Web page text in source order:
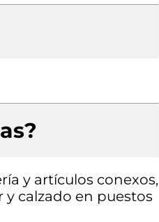
y artículos conexos,
calzado en puestos